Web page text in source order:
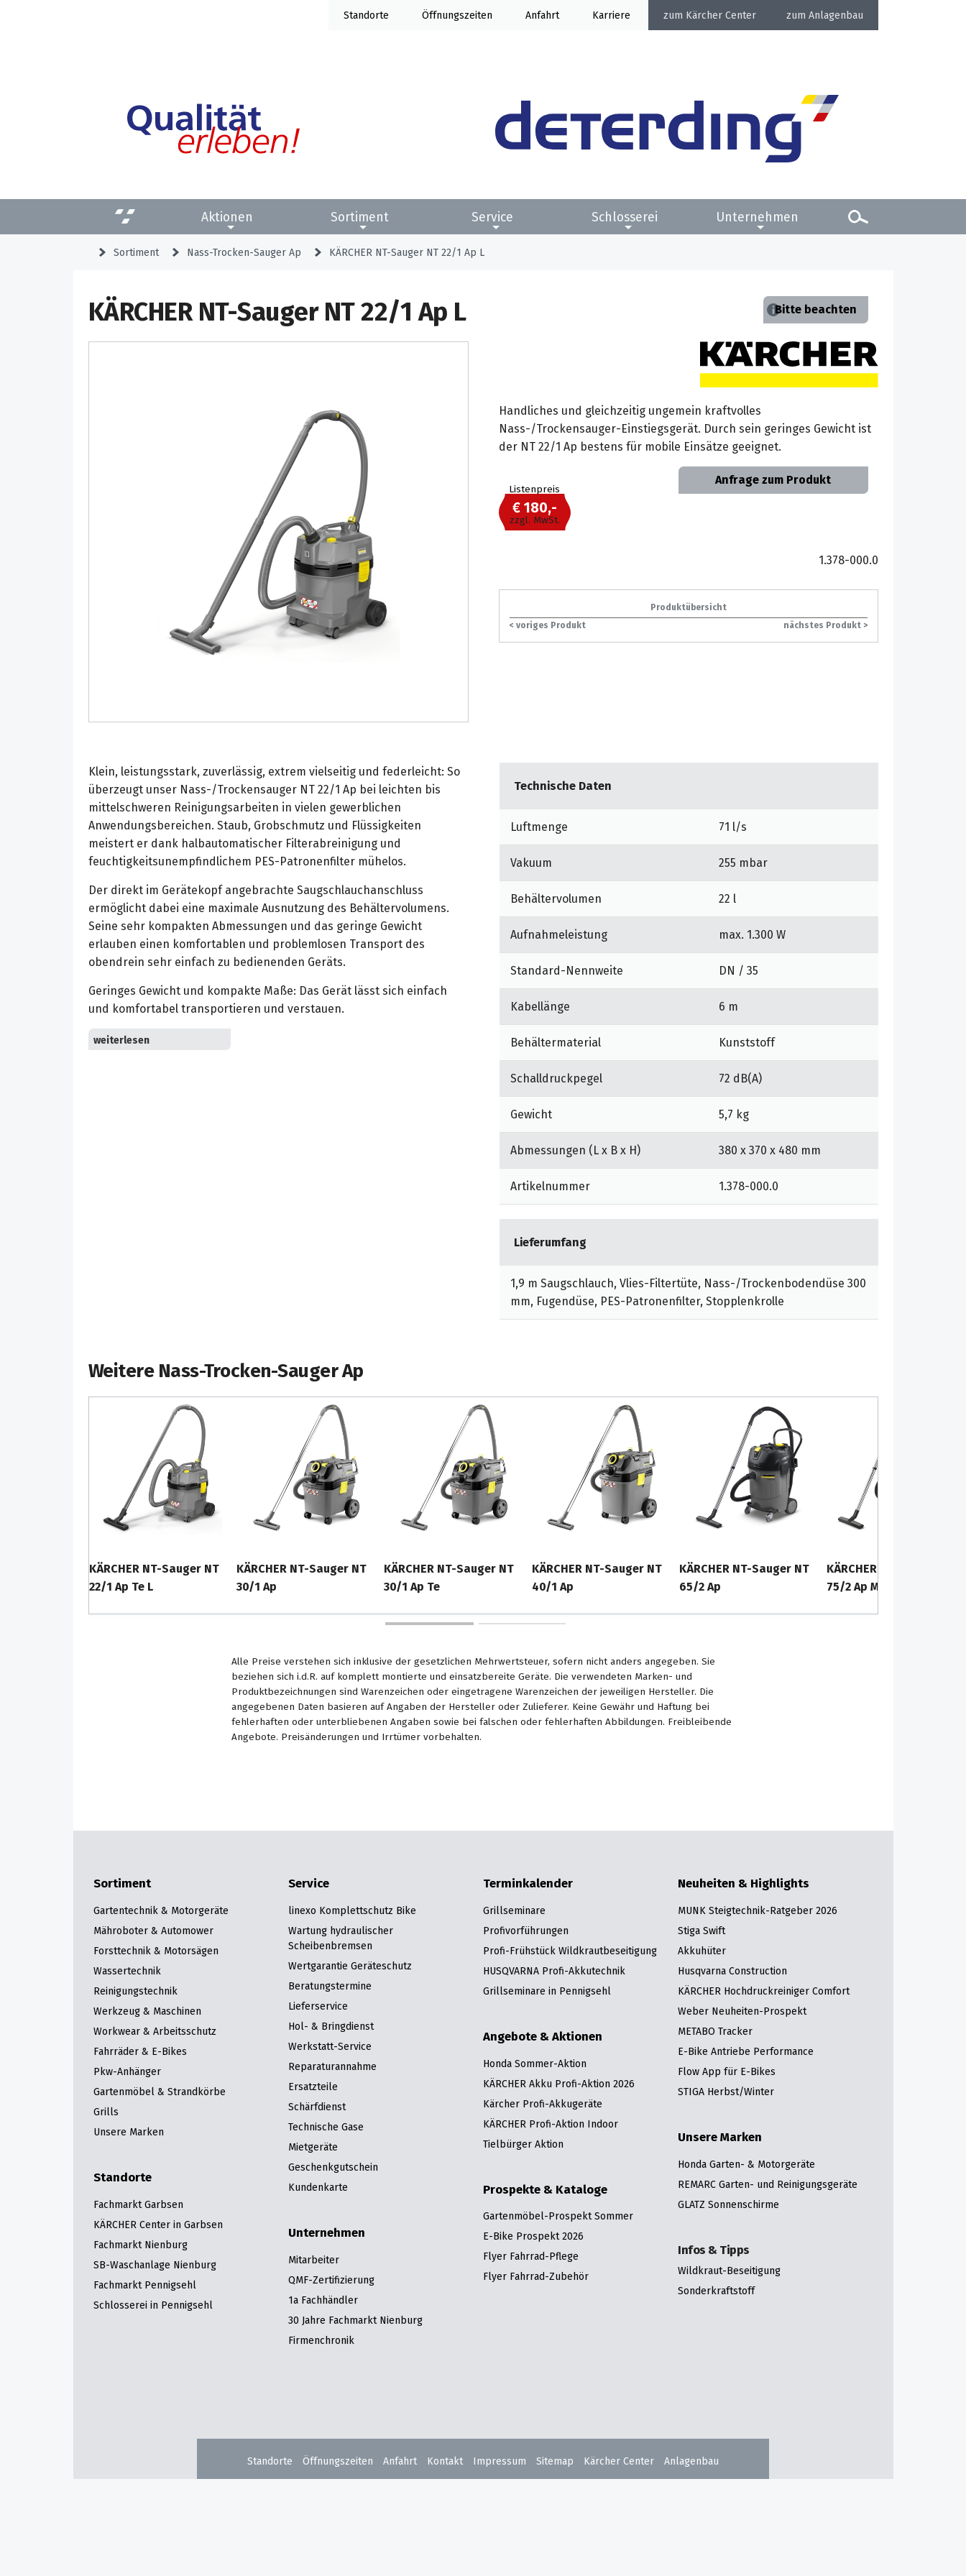
Standorte Öffnung Anfahrt Karriere Kärcher Center Anlagenbau
Aktionen Sortiment Service Schlosserei Unternehmen
Sortiment Nass-Trocken-Sauger Ap KÄRCHER NT-Sauger NT 22/1 Ap L
Bitte beachten
KÄRCHER NT-Sauger NT 22/1 Ap L
Handliches und gleichzeitig ungemein kraftvolles
Nass-/Trockensauger-Einstiegsgerät. Durch sein geringes Gewicht ist
der NT 22/1 Ap bestens für mobile Einsätze geeignet.
Listenpreis
€ 180,-
zzgl. MwSt.
Anfrage zum Produkt
1.378-000.0
Produktübersicht
< voriges Produkt
nächstes Produkt >
Klein, leistungsstark, zuverlässig, extrem vielseitig und federleicht: So
überzeugt unser Nass-/Trockensauger NT 22/1 Ap bei leichten bis
mittelschweren Reinigungsarbeiten in vielen gewerblichen
Anwendungsbereichen. Staub, Grobschmutz und Flüssigkeiten
meistert er dank halbautomatischer Filterabreinigung und
feuchtigkeitsunempfindlichem PES-Patronenfilter mühelos.
Der direkt im Gerätekopf angebrachte Saugschlauchanschluss
ermöglicht dabei eine maximale Ausnutzung des Behältervolumens.
Seine sehr kompakten Abmessungen und das geringe Gewicht
erlauben einen komfortablen und problemlosen Transport des
obendrein sehr einfach zu bedienenden Geräts.
Geringes Gewicht und kompakte Maße: Das Gerät lässt sich einfach
und komfortabel transportieren und verstauen.
Die halbautomatische Filterabreinigung erhält die hohe Saugleistung
wirkungsvoll und dauerhaft.
Technische Daten
Luftmenge 71 l/s
Vakuum 255 mbar
Behältervolumen 22 l
Aufnahmeleistung max. 1.300 W
Standard-Nennweite DN / 35
Kabellänge 6 m
Behältermaterial Kunststoff
Schalldruckpegel 72 dB(A)
Gewicht 5,7 kg
Abmessungen (L x B x H) 380 x 370 x 480 mm
Artikelnummer 1.378-000.0
Lieferumfang
1,9 m Saugschlauch, Vlies-Filtertüte, Nass-/Trockenbodendüse 300
mm, Fugendüse, PES-Patronenfilter, Stopplenkrolle
Weitere Nass-Trocken-Sauger Ap
KÄRCHER NT-Sauger NT
22/1 Ap Te L
KÄRCHER NT-Sauger NT
30/1 Ap
KÄRCHER NT-Sauger NT
30/1 Ap Te
KÄRCHER NT-Sauger NT
40/1 Ap
KÄRCHER NT-Sauger NT
65/2 Ap
KÄRCHER NT-Sauger NT
75/2 Ap Me Tc
Alle Preise verstehen sich inklusive der gesetzlichen Mehrwertsteuer, sofern nicht anders angegeben. Sie
beziehen sich i.d.R. auf komplett montierte und einsatzbereite Geräte. Die verwendeten Marken- und
Produktbezeichnungen sind Warenzeichen oder eingetragene Warenzeichen der jeweiligen Hersteller. Die
angegebenen Daten basieren auf Angaben der Hersteller oder Zulieferer. Keine Gewähr und Haftung bei
fehlerhaften oder unterbliebenen Angaben sowie bei falschen oder fehlerhaften Abbildungen. Freibleibende
Angebote. Preisänderungen und Irrtümer vorbehalten.
Sortiment
Gartentechnik & Motorgeräte
Mähroboter & Automower
Forsttechnik & Motorsägen
Wassertechnik
Reinigungstechnik
Werkzeug & Maschinen
Workwear & Arbeitsschutz
Fahrräder & E-Bikes
Pkw-Anhänger
Gartenmöbel & Strandkörbe
Grills
Unsere Marken
Standorte
Fachmarkt Garbsen
KÄRCHER Center in Garbsen
Fachmarkt Nienburg
SB-Waschanlage Nienburg
Fachmarkt Pennigsehl
Schlosserei in Pennigsehl
Service
linexo Komplettschutz Bike
Wartung hydraulischer
Scheibenbremsen
Wertgarantie Geräteschutz
Beratungstermine
Lieferservice
Hol- & Bringdienst
Werkstatt-Service
Reparaturannahme
Ersatzteile
Schärfdienst
Technische Gase
Mietgeräte
Geschenkgutschein
Kundenkarte
Unternehmen
Mitarbeiter
QMF-Zertifizierung
1a Fachhändler
30 Jahre Fachmarkt Nienburg
Firmenchronik
Terminkalender
Grillseminare
Profivorführungen
Profi-Frühstück Wildkrautbeseitigung
HUSQVARNA Profi-Akkutechnik
Grillseminare in Pennigsehl
Angebote & Aktionen
Honda Sommer-Aktion
KÄRCHER Akku Profi-Aktion 2026
Kärcher Profi-Akkugeräte
KÄRCHER Profi-Aktion Indoor
Tielbürger Aktion
Prospekte & Kataloge
Gartenmöbel-Prospekt Sommer
E-Bike Prospekt 2026
Flyer Fahrrad-Pflege
Flyer Fahrrad-Zubehör
Neuheiten & Highlights
MUNK Steigtechnik-Ratgeber 2026
Stiga Swift
Akkuhüter
Husqvarna Construction
KÄRCHER Hochdruckreiniger Comfort
Weber Neuheiten-Prospekt
METABO Tracker
E-Bike Antriebe Performance
Flow App für E-Bikes
STIGA Herbst/Winter
Unsere Marken
Honda Garten- & Motorgeräte
REMARC Garten- und Reinigungsgeräte
GLATZ Sonnenschirme
Infos & Tipps
Wildkraut-Beseitigung
Sonderkraftstoff
Standorte Öffnungszeiten Anfahrt Kontakt Impressum Sitemap Kärcher Center Anlagenbau